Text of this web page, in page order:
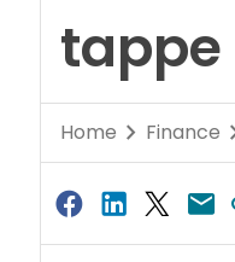
tappe
Home Finance